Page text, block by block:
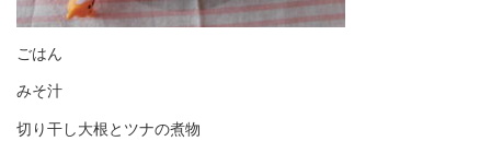
ごはん
みそ汁
切り干し大根とツナの煮物